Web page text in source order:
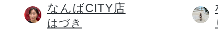
なんばCITY店
はづき